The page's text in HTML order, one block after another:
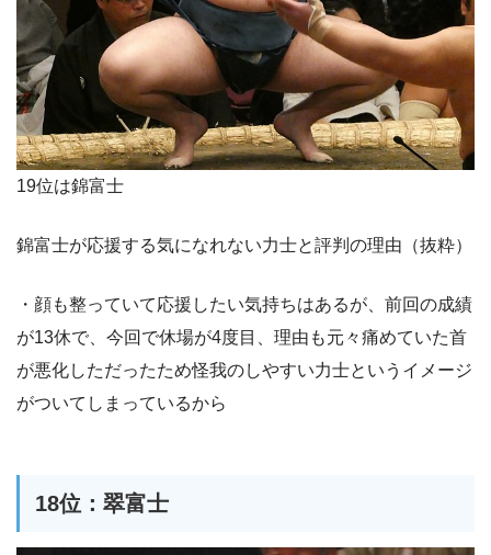
19位は錦富士
錦富士が応援する気になれない力士と評判の理由（抜粋）
・顔も整っていて応援したい気持ちはあるが、前回の成績
が13休で、今回で休場が4度目、理由も元々痛めていた首
が悪化しただったため怪我のしやすい力士というイメージ
がついてしまっているから
18位：翠富士